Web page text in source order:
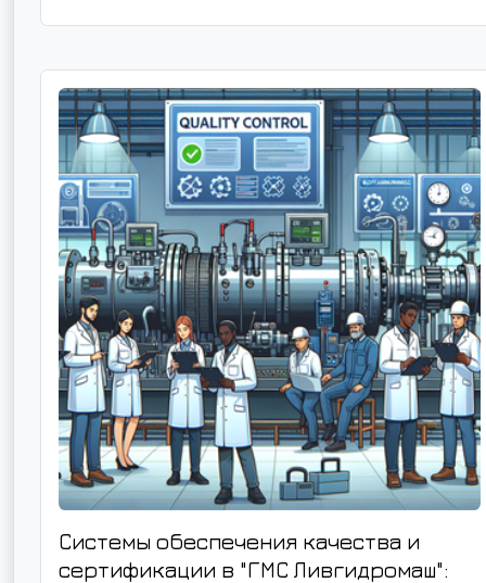
Системы обеспечения качества и
сертификации в "ГМС Ливгидромаш":